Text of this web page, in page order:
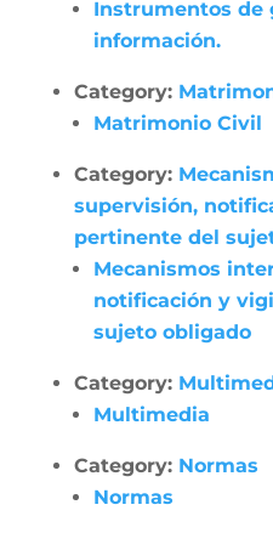
Instrumentos de
información.
Category:
Matrimonio Civil
Category:
supervisión,
pertinente del
Mecanismos
notificación y
sujeto obligado
Category:
Multimedia
Category: Normas
Normas